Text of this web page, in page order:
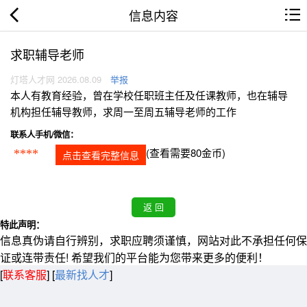
信息内容
求职辅导老师
灯塔人才网 2026.08.09 举报
本人有教育经验，曾在学校任职班主任及任课教师，也在辅导
机构担任辅导教师，求周一至周五辅导老师的工作
联系人手机/微信：
**** 点击查看完整信息 (查看需要80金币)
特此声明：
信息真伪请自行辨别，求职应聘须谨慎，网站对此不承担任何保
证或连带责任! 希望我们的平台能为您带来更多的便利！
[联系客服] [最新找人才]